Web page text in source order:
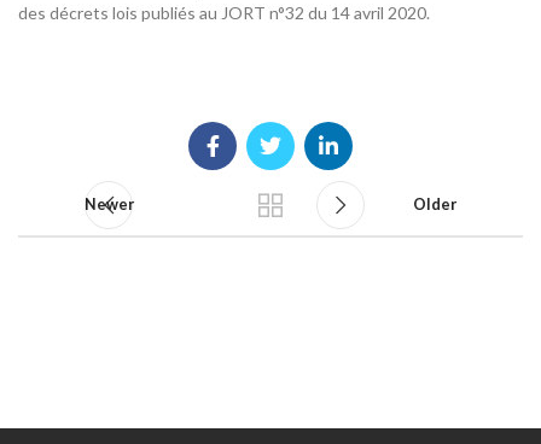
des décrets lois publiés au JORT n°32 du 14 avril 2020.
Newer Older